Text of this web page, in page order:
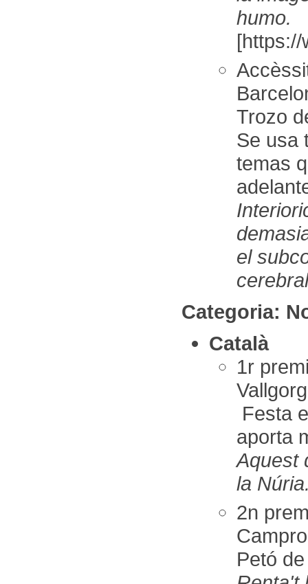
humo.
Trozo
Se usa
temas
el
Categoria:
Català
1r
Festa
aporta
Aquest
la
2n
Petó